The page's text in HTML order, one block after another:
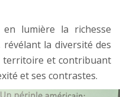
lumière la richesse
la diversité des
territoire et contribuant
et ses contrastes.